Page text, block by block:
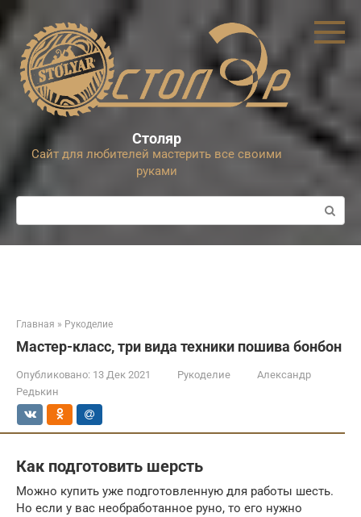
контенту
Столяр
Сайт для любителей мастерить все своими
руками
Главная » Рукоделие
Мастер-класс, три вида техники пошива бонбон
Опубликовано: 13 Дек 2021 Рукоделие
Александр
Редькин
Как подготовить шерсть
Можно купить уже подготовленную для работы шесть.
Но если у вас необработанное руно, то его нужно